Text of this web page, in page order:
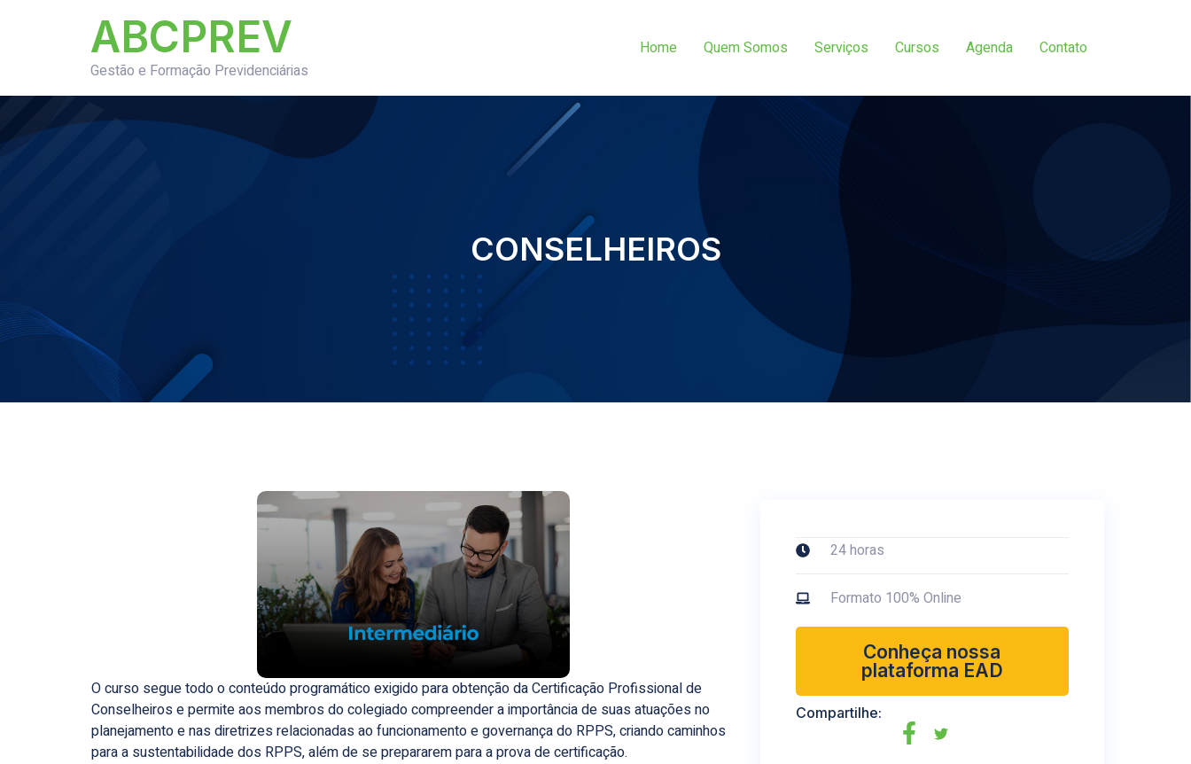
ABCPREV
Gestão e Formação Previdenciárias
Home Quem Somos Serviços Cursos Agenda Contato
CONSELHEIROS
O curso segue todo o conteúdo programático exigido para obtenção da Certificação Profissional de
Conselheiros e permite aos membros do colegiado compreender a importância de suas atuações no
planejamento e nas diretrizes relacionadas ao funcionamento e governança do RPPS, criando caminhos
para a sustentabilidade dos RPPS, além de se prepararem para a prova de certificação.
24 horas
Formato 100% Online
Conheça nossa
plataforma EAD
Compartilhe: